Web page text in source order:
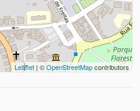
Leaflet | ©OpenStreetMapcontributors